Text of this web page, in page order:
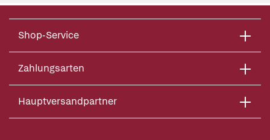
Shop-Service
Zahlungsarten
Hauptversandpartner